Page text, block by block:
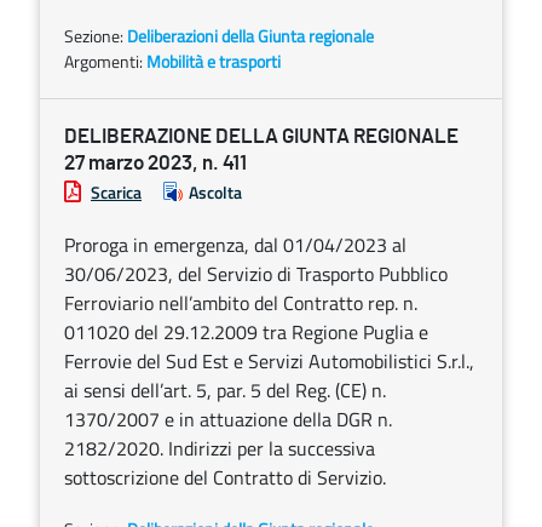
Sezione: Deliberazioni della Giunta regionale
Argomenti: Mobilità e trasporti
DELIBERAZIONE DELLA GIUNTA REGIONALE
27 marzo 2023, n. 411
Scarica Ascolta
Proroga in emergenza, dal 01/04/2023 al
30/06/2023, del Servizio di Trasporto Pubblico
Ferroviario nell’ambito del Contratto rep. n.
011020 del 29.12.2009 tra Regione Puglia e
Ferrovie del Sud Est e Servizi Automobilistici S.r.l.,
ai sensi dell’art. 5, par. 5 del Reg. (CE) n.
1370/2007 e in attuazione della DGR n.
2182/2020. Indirizzi per la successiva
sottoscrizione del Contratto di Servizio.